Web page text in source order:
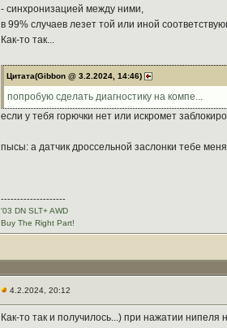
- синхронизацией между ними,
в 99% случаев лезет той или иной
Как-то так...
Цитата(Gibbon @ 3.2.2024, 14:46)
попробую сделать диагностику на компе...
если у тебя горючки нет или искромет
пысы: а датчик дроссельной заслонки тебе
--------------------
'03 DN SLT+ AWD
Buy The Right Part!
4.2.2024, 20:12
Как-то так и получилось...) при нажатии